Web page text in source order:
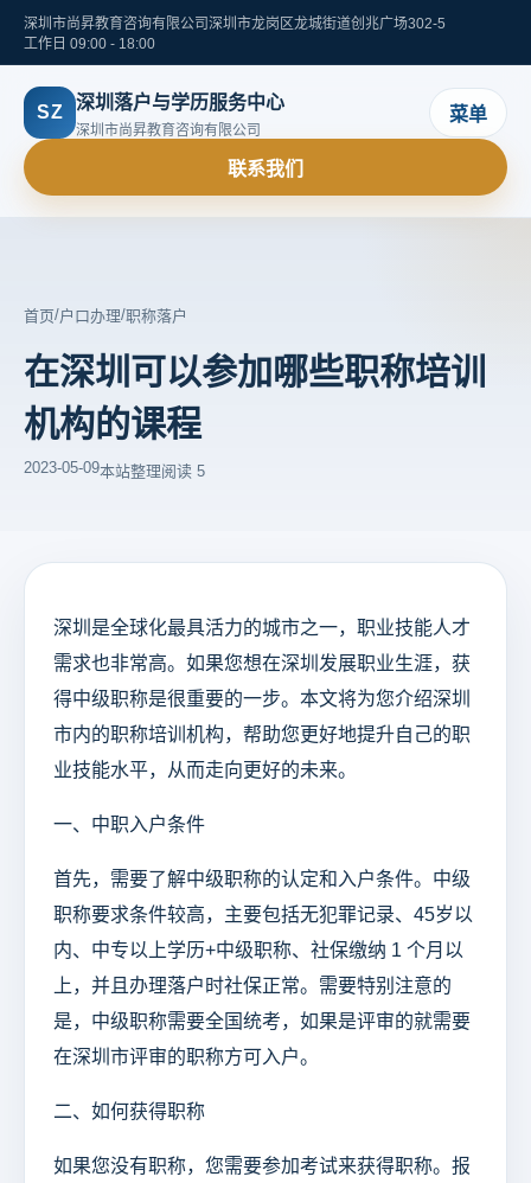
深圳市尚昇教育咨询有限公司 深圳市龙岗区龙城街道创兆广场302-5
工作日 09:00 - 18:00
SZ 深圳落户与学历服务中心
深圳市尚昇教育咨询有限公司
菜单
联系我们
首页/户口办理/职称落户
在深圳可以参加哪些职称培训
机构的课程
2023-05-09本站整理阅读 5
深圳是全球化最具活力的城市之一，职业技能人才
需求也非常高。如果您想在深圳发展职业生涯，获
得中级职称是很重要的一步。本文将为您介绍深圳
市内的职称培训机构，帮助您更好地提升自己的职
业技能水平，从而走向更好的未来。
一、中职入户条件
首先，需要了解中级职称的认定和入户条件。中级
职称要求条件较高，主要包括无犯罪记录、45岁以
内、中专以上学历+中级职称、社保缴纳 1 个月以
上，并且办理落户时社保正常。需要特别注意的
是，中级职称需要全国统考，如果是评审的就需要
在深圳市评审的职称方可入户。
二、如何获得职称
如果您没有职称，您需要参加考试来获得职称。报